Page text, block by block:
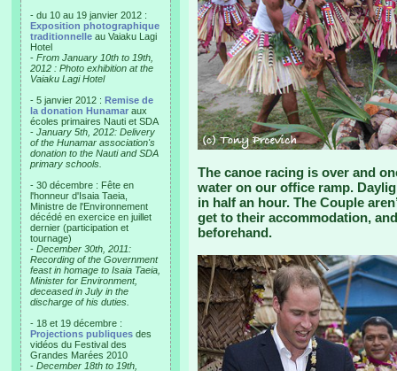
- du 10 au 19 janvier 2012 :
Exposition photographique
traditionnelle au Vaiaku Lagi
Hotel
- From January 10th to 19th,
2012 : Photo exhibition at the
Vaiaku Lagi Hotel
- 5 janvier 2012 : Remise de
la donation Hunamar aux
écoles primaires Nauti et SDA
- January 5th, 2012: Delivery
of the Hunamar association's
donation to the Nauti and SDA
primary schools.
- 30 décembre : Fête en
l'honneur d'Isaia Taeia,
Ministre de l'Environnement
décédé en exercice en juillet
dernier (participation et
tournage)
- December 30th, 2011:
Recording of the Government
feast in homage to Isaia Taeia,
Minister for Environment,
deceased in July in the
discharge of his duties.
- 18 et 19 décembre :
Projections publiques des
vidéos du Festival des
Grandes Marées 2010
- December 18th to 19th,
The canoe racing is over and
water on our office ramp.
in half an hour. The Couple
get to their accommodation,
beforehand.